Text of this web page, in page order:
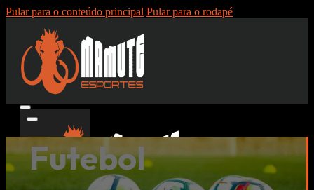
Pular para o conteúdo principal Pular para o rodapé
Futebol